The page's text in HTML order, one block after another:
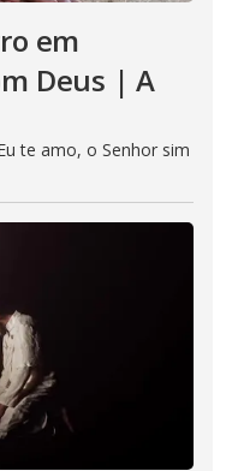
em
Deus | A
te amo, o Senhor sim